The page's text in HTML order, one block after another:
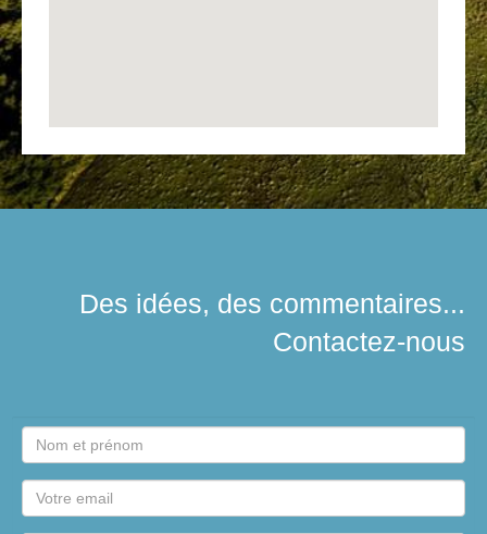
Des idées, des commentaires...
Contactez-nous